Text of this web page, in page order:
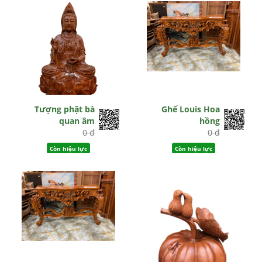
Tượng phật bà
quan âm
0 đ
Còn hiệu lực
Ghế Louis Hoa
hồng
0 đ
Còn hiệu lực